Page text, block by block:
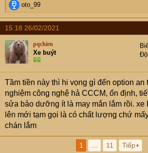
R
e
a
c
t
i
o
n
s
:
oto_99
15:18 26/02/2021
pqchien
Xe buýt
Tầm tiền này thì hi vọng gì đến option an
nghiệm công nghệ hả CCCM, ổn định,
sửa bảo dưỡng ít là may mắn lắm rồi. xe
lên mới tạm gọi là có chất lượng chứ
chán lắm
1 … 11 Tiếp